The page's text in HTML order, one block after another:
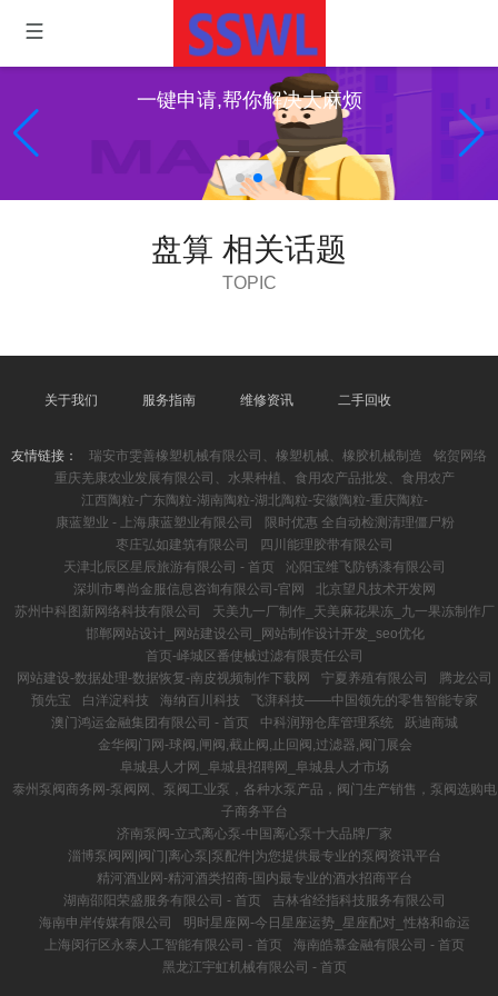
一键申请,帮你解决大麻烦
盘算 相关话题
TOPIC
关于我们 服务指南 维修资讯 二手回收
友情链接： 瑞安市雯善橡塑机械有限公司、橡塑机械、橡胶机械制造
铭贺网络
重庆羌康农业发展有限公司、水果种植、食用农产品批发、食用农产
江西陶粒-广东陶粒-湖南陶粒-湖北陶粒-安徽陶粒-重庆陶粒-
康蓝塑业 - 上海康蓝塑业有限公司
限时优惠 全自动检测清理僵尸粉
枣庄弘如建筑有限公司
四川能理胶带有限公司
天津北辰区星辰旅游有限公司 - 首页
沁阳宝维飞防锈漆有限公司
深圳市粤尚金服信息咨询有限公司-官网
北京望凡技术开发网
苏州中科图新网络科技有限公司
天美九一厂制作_天美麻花果冻_九一果冻制作厂
邯郸网站设计_网站建设公司_网站制作设计开发_seo优化
首页-峄城区番使械过滤有限责任公司
网站建设-数据处理-数据恢复-南皮视频制作下载网
宁夏养殖有限公司
腾龙公司
预先宝
白洋淀科技 海纳百川科技
飞湃科技——中国领先的零售智能专家
澳门鸿运金融集团有限公司 - 首页
中科润翔仓库管理系统
跃迪商城
金华阀门网-球阀,闸阀,截止阀,止回阀,过滤器,阀门展会
阜城县人才网_阜城县招聘网_阜城县人才市场
泰州泵阀商务网-泵阀网、泵阀工业泵，各种水泵产品，阀门生产销售，泵阀选购电
子商务平台
济南泵阀-立式离心泵-中国离心泵十大品牌厂家
淄博泵阀网|阀门|离心泵|泵配件|为您提供最专业的泵阀资讯平台
精河酒业网-精河酒类招商-国内最专业的酒水招商平台
湖南邵阳荣盛服务有限公司 - 首页
吉林省经指科技服务有限公司
海南申岸传媒有限公司
明时星座网-今日星座运势_星座配对_性格和命运
上海闵行区永泰人工智能有限公司 - 首页
海南皓慕金融有限公司 - 首页
黑龙江宇虹机械有限公司 - 首页